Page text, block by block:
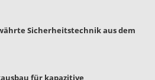
Sicherheitstechnik aus dem
für kapazitive